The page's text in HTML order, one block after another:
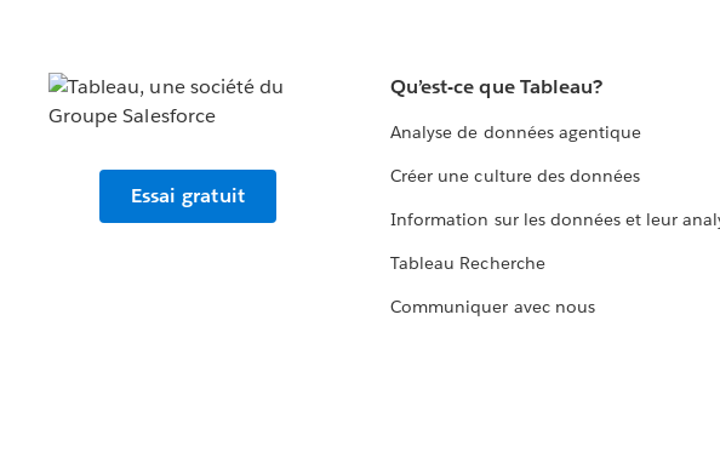
Essai gratuit
Qu’est-ce que Tableau?
Analyse de données agentique
Créer une culture des données
Information sur les données et leur
Tableau Recherche
Communiquer avec nous